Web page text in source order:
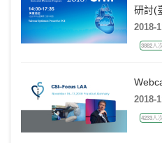
研討(
2018-
3882人次
2018-
4233人次